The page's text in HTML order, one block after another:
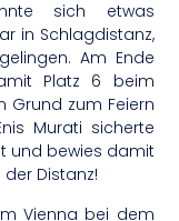
sich etwas
in Schlagdistanz,
Am Ende
Platz 6 beim
Grund zum Feiern
Murati sicherte
und bewies damit
Distanz!
Vienna bei dem